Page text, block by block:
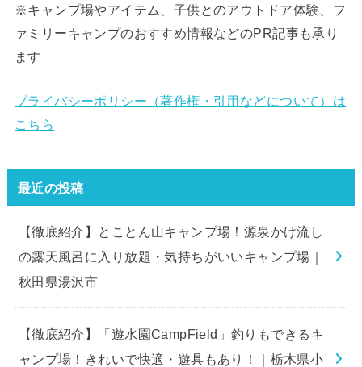
※キャンプ場やアイテム、子供とのアウトドア体験、フ
ァミリーキャンプのおすすめ情報などのPR記事も承り
ます
プライバシーポリシー（著作権・引用などについて）は
こちら
最近の投稿
【徹底紹介】とことん山キャンプ場！源泉かけ流し
の露天風呂に入り放題・気持ちがいいキャンプ場｜
秋田県湯沢市
【徹底紹介】「遊水園CampField」釣りもできるキ
ャンプ場！きれいで快適・遊具もあり！｜栃木県小